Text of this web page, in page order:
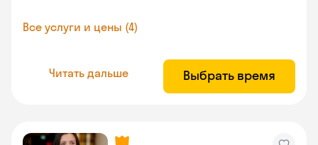
Все услуги и цены (4)
Читать дальше Выбрать время